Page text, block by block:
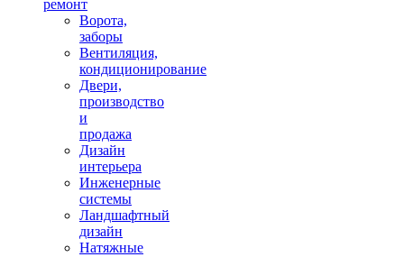
ремонт
Ворота,
заборы
Вентиляция,
кондиционирование
Двери,
производство
и
продажа
Дизайн
интерьера
Инженерные
системы
Ландшафтный
дизайн
Натяжные